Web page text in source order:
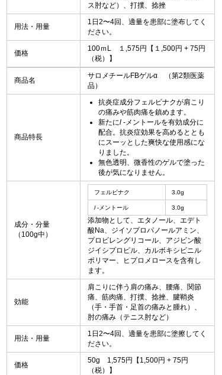
ス肘など）、打撲、捻挫
用法・用量
1日2〜4回、適量を患部に塗布してく
ださい。
価格
100ｍL １,575円【１,500円 + 75円
（税）】
商品名
サロメチールFBゲルα （第2類医薬
品）
商品特長
抗炎症成分フェルビナクが肩こり
の痛みや筋肉痛を鎮めます。
新たにl‐メントールを有効成分に
配合。抗炎症効果を高めるととも
にスーッとした爽快な使用感にな
りました。
無色透明、微香性のゲルで塗った
後が気になりません。
成分・分量
（100g中）
フェルビナク 3.0g
l‐メントール 3.0g
添加物として、エタノール、エデト
酸Na、ジイソプロパノールアミン、
プロビレングリコール、アジビン酸
ジイシプロピル、カルボキシビニル
ポリマー、ヒプロメロースを含有し
ます。
効能
肩こりに伴う肩の痛み、腰痛、関節
痛、筋肉痛、打撲、捻挫、腱鞘炎
（手・手首・足首の痛みと腫れ）、
肘の痛み（テニス肘など）
用法・用量
1日2〜4回、適量を患部に塗擦してく
ださい。
価格
50g 1,575円【1,500円 + 75円
（税）】